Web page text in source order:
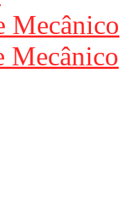
Mecânico
Mecânico